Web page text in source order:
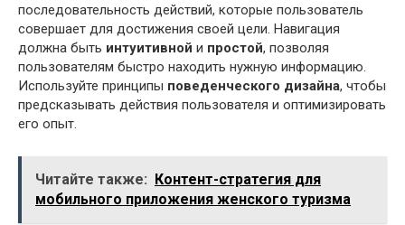
последовательность действий, которые пользователь
совершает для достижения своей цели. Навигация
должна быть интуитивной и простой, позволяя
пользователям быстро находить нужную информацию.
Используйте принципы поведенческого дизайна, чтобы
предсказывать действия пользователя и оптимизировать
его опыт.
Читайте также: Контент-стратегия для
мобильного приложения женского туризма